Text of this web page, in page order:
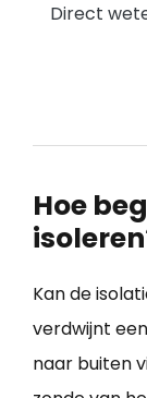
Direct
Hoe
Kan de
verdwijnt
naar buiten